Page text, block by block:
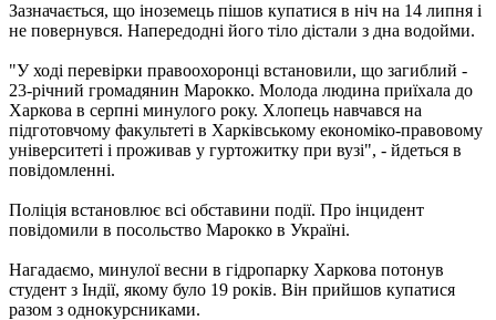
Зазначається, що іноземець пішов купатися в ніч на 14 липня і
не повернувся. Напередодні його тіло дістали з дна водойми.
"У ході перевірки правоохоронці встановили, що загиблий -
23-річний громадянин Марокко. Молода людина приїхала до
Харкова в серпні минулого року. Хлопець навчався на
підготовчому факультеті в Харківському економіко-правовому
університеті і проживав у гуртожитку при вузі", - йдеться в
повідомленні.
Поліція встановлює всі обставини події. Про інцидент
повідомили в посольство Марокко в Україні.
Нагадаємо, минулої весни в гідропарку Харкова потонув
студент з Індії, якому було 19 років. Він прийшов купатися
разом з однокурсниками.